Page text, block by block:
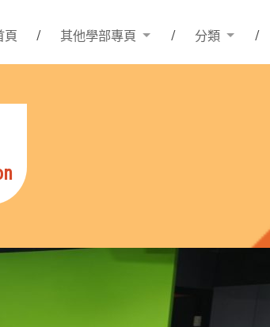
頁 其他學部專頁 分類